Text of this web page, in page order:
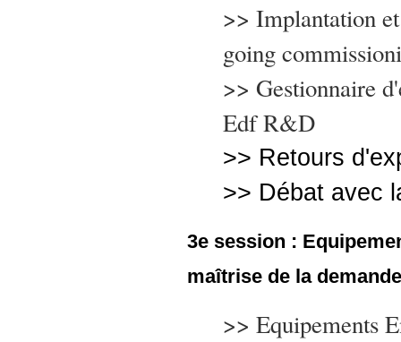
>> Implantation
going
>> Gestionnaire
Edf R&D
>> Retours
>> Débat avec
3e session :
maîtrise de la
>> Equipements